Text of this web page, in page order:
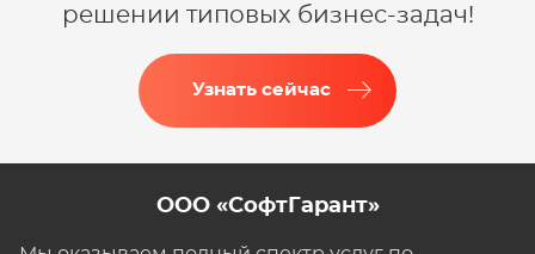
решении типовых бизнес-задач!
Узнать сейчас
ООО «СофтГарант»